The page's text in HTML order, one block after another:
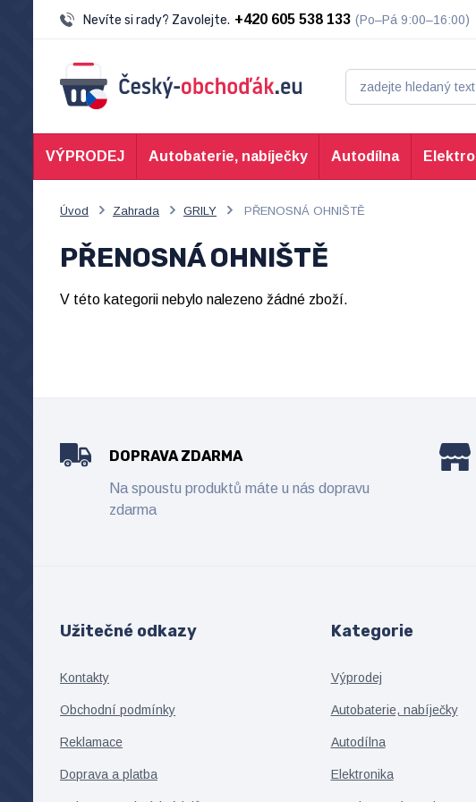
Nevíte si rady? Zavolejte. +420 605 538 133 (Po–Pá 9:00–16:00)
VÝPRODEJ Autobaterie, nabíječky Autodílna Elektro
Úvod Zahrada GRILY PŘENOSNÁ OHNIŠTĚ
PŘENOSNÁ OHNIŠTĚ
V této kategorii nebylo nalezeno žádné zboží.
DOPRAVA ZDARMA
Na spoustu produktů máte u nás dopravu
zdarma
Užitečné odkazy
Kontakty
Obchodní podmínky
Reklamace
Doprava a platba
Kategorie
Výprodej
Autobaterie, nabíječky
Autodílna
Elektronika